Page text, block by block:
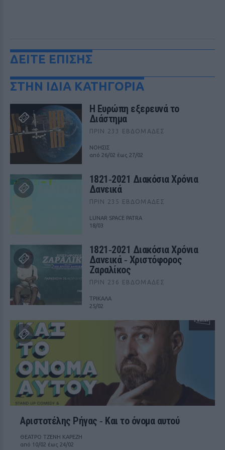
ΔΕΙΤΕ ΕΠΙΣΗΣ
ΣΤΗΝ ΙΔΙΑ ΚΑΤΗΓΟΡΙΑ
Η Ευρώπη εξερευνά το
Διάστημα
ΠΡΙΝ 233 ΕΒΔΟΜΆΔΕΣ
ΝΟΗΣΙΣ
από 26/02 έως 27/02
1821‑2021 Διακόσια Χρόνια
Δανεικά
ΠΡΙΝ 235 ΕΒΔΟΜΆΔΕΣ
LUNAR SPACE PATRA
18/03
1821‑2021 Διακόσια Χρόνια
Δανεικά ‑ Χριστόφορος
Ζαραλίκος
ΠΡΙΝ 236 ΕΒΔΟΜΆΔΕΣ
ΤΡΙΚΑΛΑ
25/02
Αριστοτέλης Ρήγας ‑ Kαι το όνομα αυτού
ΘΕΑΤΡΟ ΤΖΕΝΗ ΚΑΡΕΖΗ
από 10/02 έως 24/02